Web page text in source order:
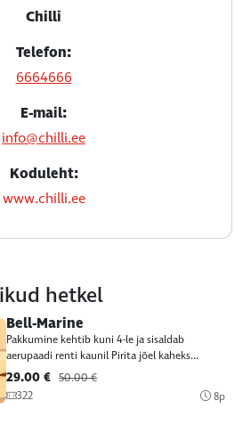
Chilli
Telefon:
6664666
E-mail:
info@chilli.ee
Koduleht:
www.chilli.ee
hetkel
Bell-Marine
Pakkumine kehtib kuni 4-le ja sisaldab
aerupaadi renti kaunil Pirita jõel kaheks...
29.00 € 50.00 €
322
8p